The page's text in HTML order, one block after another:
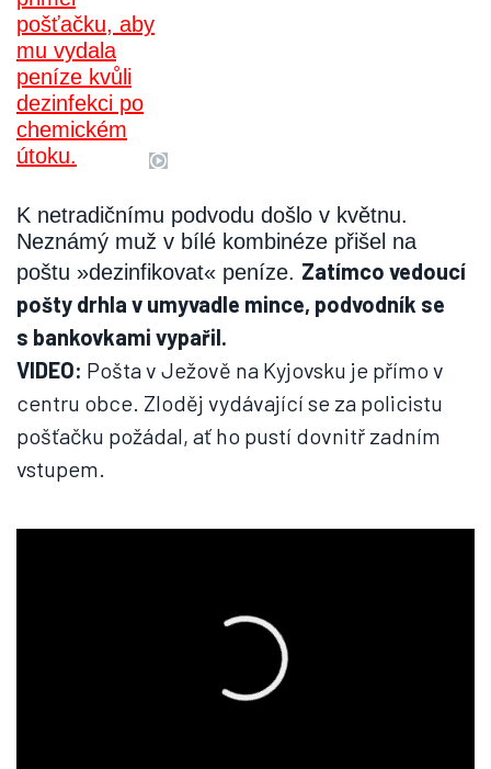
K netradičnímu podvodu došlo v květnu.
Neznámý muž v bílé kombinéze přišel na
poštu »dezinfikovat« peníze. Zatímco vedoucí
pošty drhla v umyvadle mince, podvodník se
s bankovkami vypařil.
VIDEO: Pošta v Ježově na Kyjovsku je přímo v
centru obce. Zloděj vydávající se za policistu
pošťačku požádal, ať ho pustí dovnitř zadním
vstupem.